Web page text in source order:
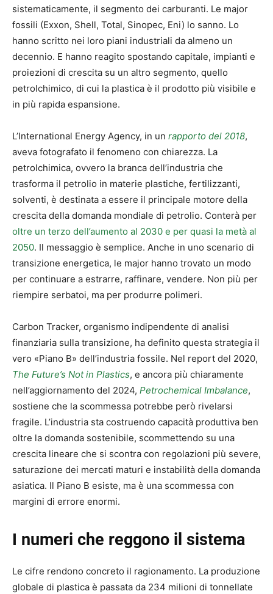
sistematicamente, il segmento dei carburanti. Le major
fossili (Exxon, Shell, Total, Sinopec, Eni) lo sanno. Lo
hanno scritto nei loro piani industriali da almeno un
decennio. E hanno reagito spostando capitale, impianti e
proiezioni di crescita su un altro segmento, quello
petrolchimico, di cui la plastica è il prodotto più visibile e
in più rapida espansione.
L’International Energy Agency, in un rapporto del 2018,
aveva fotografato il fenomeno con chiarezza. La
petrolchimica, ovvero la branca dell’industria che
trasforma il petrolio in materie plastiche, fertilizzanti,
solventi, è destinata a essere il principale motore della
crescita della domanda mondiale di petrolio. Conterà per
oltre un terzo dell’aumento al 2030 e per quasi la metà al
2050. Il messaggio è semplice. Anche in uno scenario di
transizione energetica, le major hanno trovato un modo
per continuare a estrarre, raffinare, vendere. Non più per
riempire serbatoi, ma per produrre polimeri.
Carbon Tracker, organismo indipendente di analisi
finanziaria sulla transizione, ha definito questa strategia il
vero «Piano B» dell’industria fossile. Nel report del 2020,
The Future’s Not in Plastics, e ancora più chiaramente
nell’aggiornamento del 2024, Petrochemical Imbalance,
sostiene che la scommessa potrebbe però rivelarsi
fragile. L’industria sta costruendo capacità produttiva ben
oltre la domanda sostenibile, scommettendo su una
crescita lineare che si scontra con regolazioni più severe,
saturazione dei mercati maturi e instabilità della domanda
asiatica. Il Piano B esiste, ma è una scommessa con
margini di errore enormi.
I numeri che reggono il sistema
Le cifre rendono concreto il ragionamento. La produzione
globale di plastica è passata da 234 milioni di tonnellate